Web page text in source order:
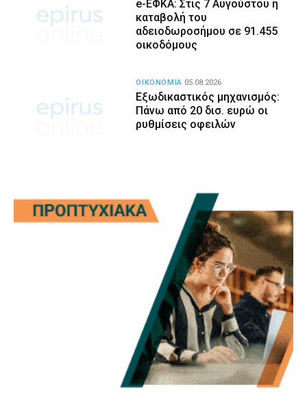
e-ΕΦΚΑ: Στις 7 Αυγούστου η
καταβολή του
αδειοδωροσήμου σε 91.455
οικοδόμους
Εξωδικαστικός μηχανισμός:
Πάνω από 20 δισ. ευρώ οι
ρυθμίσεις οφειλών
ΟΙΚΟΝΟΜΙΑ 05.08.2026